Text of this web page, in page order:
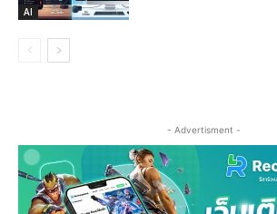
AI
- Advertisment -